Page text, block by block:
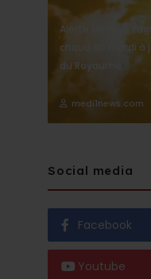
Alerte Météo :
chaud de mardi à
du Royaume
medi1news.com
Social media
Facebook
Youtube